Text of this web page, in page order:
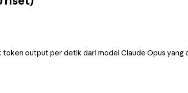
token output per detik dari model Claude Opus yang